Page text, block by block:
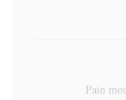
Pain